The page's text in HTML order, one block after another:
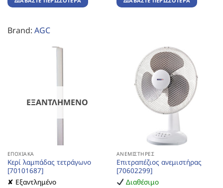
Brand: AGC
ΕΞΑΝΤΛΗΜΈΝΟ
ΕΠΟΧΙΑΚΆ
Κερί λαμπάδας τετράγωνο
[70101687]
✘ Εξαντλημένο
ΑΝΕΜΙΣΤΉΡΕΣ
Επιτραπέζιος ανεμιστήρας
[70602299]
Διαθέσιμο